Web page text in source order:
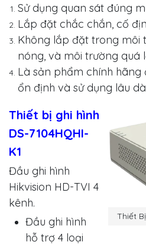
Sử dụng quan sát đúng
Lắp đặt chắc chắn, cố
Không lắp đặt trong môi
nóng, và môi trường quá
Là sản phẩm chính
ổn định và sử dụng lâu
Thiết
Thiết bị ghi hình
DS-7104HQHI-
K1
Đầu ghi hình
Hikvision HD-TVI 4
kênh.
Đầu ghi hình
hỗ trợ 4 loại